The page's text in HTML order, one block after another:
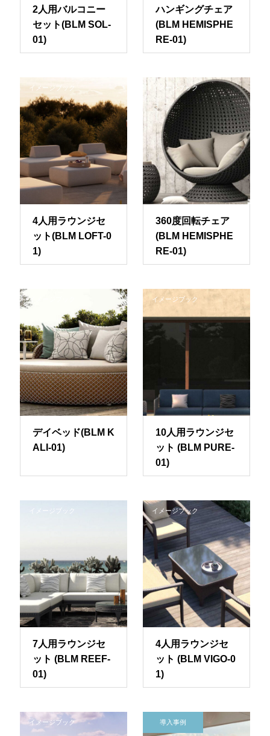
2人用バルコニー
セット(BLM SOL-
01)
ハンギングチェア
(BLM HEMISPHE
RE-01)
イメージブック
4人用ラウンジセ
ット(BLM LOFT-0
1)
イメージブック
360度回転チェア
(BLM HEMISPHE
RE-01)
イメージブック
デイベッド(BLM K
ALI-01)
イメージブック
10人用ラウンジセ
ット (BLM PURE-
01)
イメージブック
7人用ラウンジセ
ット (BLM REEF-
01)
イメージブック
4人用ラウンジセ
ット (BLM VIGO-0
1)
イメージブック 導入事例